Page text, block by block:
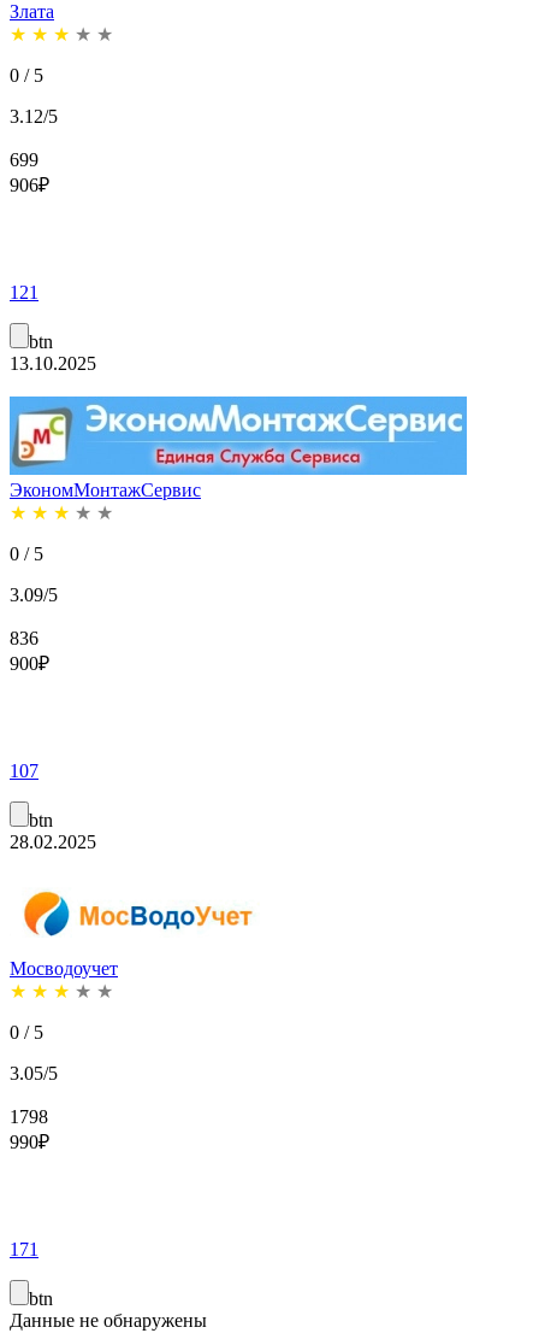
Злата
★ ★ ★ ★ ★
0 / 5
3.12/5
699
906₽
121
btn
13.10.2025
ЭкономМонтажСервис
★ ★ ★ ★ ★
0 / 5
3.09/5
836
900₽
107
btn
28.02.2025
Мосводоучет
★ ★ ★ ★ ★
0 / 5
3.05/5
1798
990₽
171
btn
Данные не обнаружены